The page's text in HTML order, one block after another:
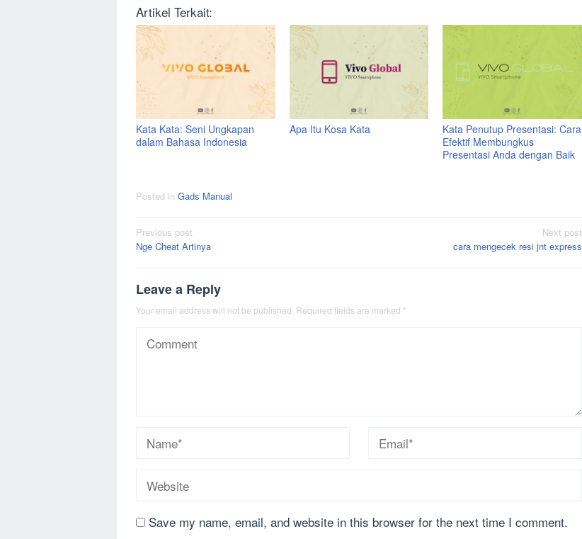
Artikel Terkait:
Kata Kata: Seni Ungkapan
dalam Bahasa Indonesia
Apa Itu Kosa Kata
Kata Penutup Presentasi: Cara
Efektif Membungkus
Presentasi Anda dengan Baik
Posted in Gads Manual
Post
navigation
Previous post
Nge Cheat Artinya
Next post
cara mengecek resi jnt express
Leave a Reply
Your email address will not be published. Required fields are marked *
Save my name, email, and website in this browser for the next time I comment.